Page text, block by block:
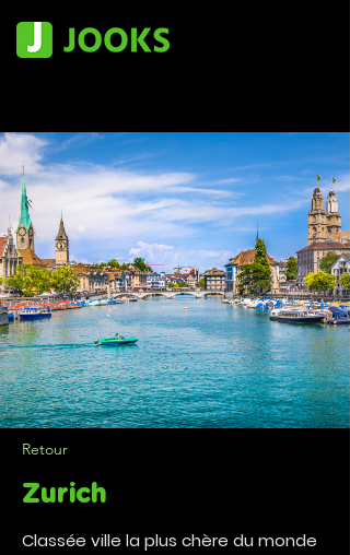
Retour
Zurich
Classée ville la plus chère du monde